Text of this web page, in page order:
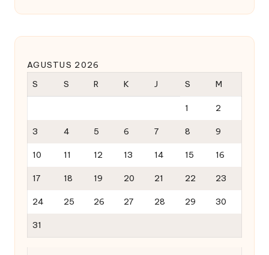
AGUSTUS 2026
S
S R K J S M
1 2
3 4 5 6 7 8 9
10 11 12 13 14 15 16
17 18 19 20 21 22 23
24 25 26 27 28 29 30
31